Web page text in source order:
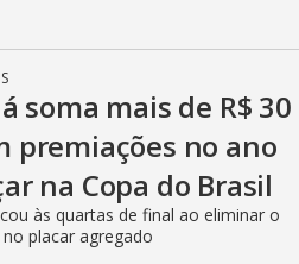
soma mais de R$ 30
premiações no ano
na Copa do Brasil
às quartas de final ao eliminar o
placar agregado